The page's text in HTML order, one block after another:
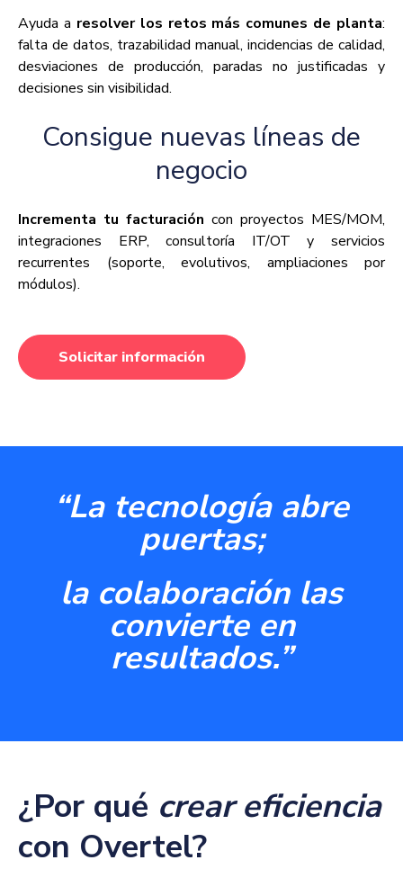
Ayuda a resolver los retos más comunes de planta:
falta de datos, trazabilidad manual, incidencias de calidad,
desviaciones de producción, paradas no justificadas y
decisiones sin visibilidad.
Consigue nuevas líneas de
negocio
Incrementa tu facturación con proyectos MES/MOM,
integraciones ERP, consultoría IT/OT y servicios
recurrentes (soporte, evolutivos, ampliaciones por
módulos).
Solicitar información
“La tecnología abre
puertas;
la colaboración las
convierte en
resultados.”
¿Por qué crear eficiencia
con Overtel?